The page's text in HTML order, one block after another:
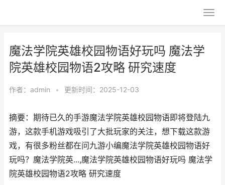
魔法学院英雄校园物语好玩吗 魔法学
院英雄校园物语2攻略 研究速度
作者： admin • 更新时间：2025-12-03
摘要：期待已久的手游魔法学院英雄校园物语即将登陆九
游，这款手机游戏吸引了大批玩家的关注，想下载这款游
戏，有很多粉丝都在问九游小编魔法学院英雄校园物语好
玩吗？魔法学院英...,魔法学院英雄校园物语好玩吗 魔法学
院英雄校园物语2攻略 研究速度